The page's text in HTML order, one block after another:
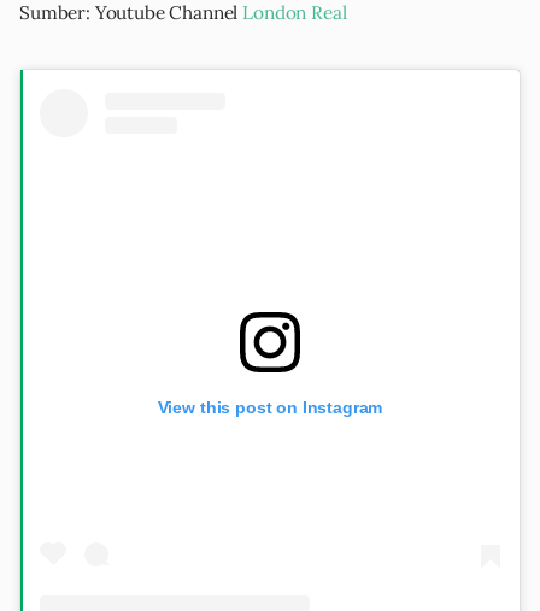
Sumber: Youtube Channel London Real
View this post on Instagram